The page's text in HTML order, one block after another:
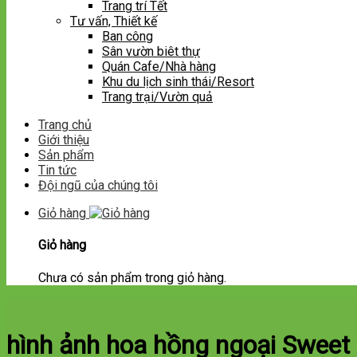
Trang trí Tết
Tư vấn, Thiết kế
Ban công
Sân vườn biêt thự
Quán Cafe/Nhà hàng
Khu du lịch sinh thái/Resort
Trang trại/Vườn quả
Trang chủ
Giới thiệu
Sản phẩm
Tin tức
Đội ngũ của chúng tôi
Giỏ hàng
Giỏ hàng
Chưa có sản phẩm trong giỏ hàng.
hình ảnh hoa hồng ngoại